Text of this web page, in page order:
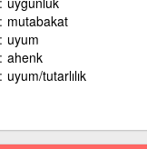
mutabakat
uyum
ahenk
uyum/tutarlılık